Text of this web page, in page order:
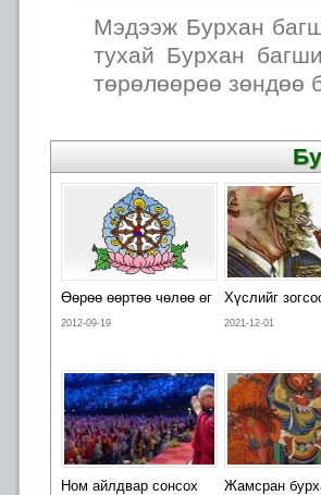
Мэдээж Бурхан
тухай Бурхан
төрөлөөрөө зөндөө
Өөрөө өөртөө чөлөө өг
2012-09-19
Хүслийг
2021-12-01
Ном айлдвар сонсох
Жамсран